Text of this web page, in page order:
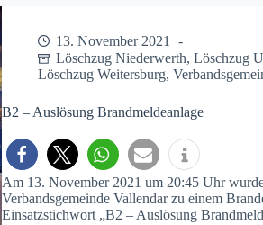
13. November 2021
Löschzug Niederwerth, Löschzug
Löschzug Weitersburg,
B2 – Auslösung Brandmeldeanlage
Am 13. November 2021 um 20:45 Uhr
Verbandsgemeinde Vallendar zu einem
Einsatzstichwort „B2 – Auslösung